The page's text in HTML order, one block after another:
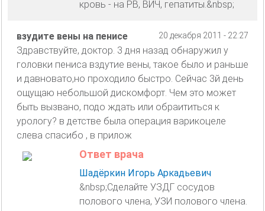
кровь - на РВ, ВИЧ, гепатиты.&nbsp;
20 декабря 2011 - 22:27
взудите вены на пенисе
Здравствуйте, доктор. 3 дня назад обнаружил у
головки пениса вздутие вены, такое было и раньше
и давновато,но проходило быстро. Сейчас 3й день
ощущаю небольшой дискомфорт. Чем это может
быть вызвано, подо ждать или обраититься к
урологу? в детстве была операция варикоцеле
слева спасибо , в прилож
Ответ врача
Шадёркин Игорь Аркадьевич
&nbsp;Сделайте УЗДГ сосудов
полового члена, УЗИ полового члена.